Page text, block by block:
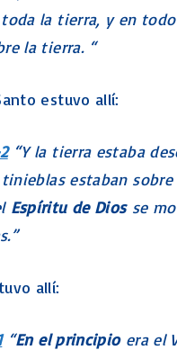
la tierra, y en
la tierra. “
estuvo allí:
“Y la tierra estaba
estaban
Espíritu de Diosse
allí:
“En el principioera el